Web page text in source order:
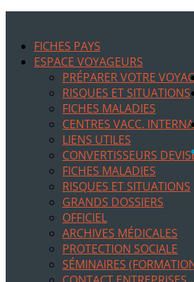
FICHES PAYS
ESPACE VOYAGEURS
PRÉPARER VOTRE
RISQUES ET SITUATIONS
FICHES MALADIES
CENTRES VACC.
LIENS UTILES
CONVERTISSEURS
FICHES MALADIES
RISQUES ET SITUATIONS
GRANDS DOSSIERS
OFFICIEL
ARCHIVES MÉDICALES
PROTECTION SOCIALE
SÉMINAIRES